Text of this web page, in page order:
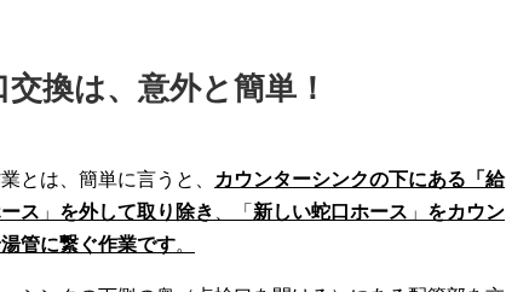
換は、意外と簡単！
とは、簡単に言うと、
カウンターシンクの下にある「給
ス 」 を外して取り除き 、「 新しい蛇口ホース 」 をカウン
管に繋ぐ作業です。